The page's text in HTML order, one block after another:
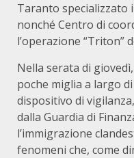
Taranto specializzato
nonché Centro di
l’operazione “Triton”
Nella serata di
poche miglia a largo
dispositivo di
dalla Guardia di
l’immigrazione
fenomeni che, come